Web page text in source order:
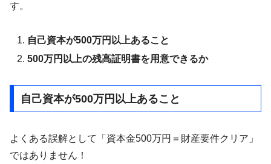
す。
自己資本が500万円以上あること
500万円以上の残高証明書を用意できるか
自己資本が500万円以上あること
よくある誤解として「資本金500万円＝財産要件クリア」
ではありません！